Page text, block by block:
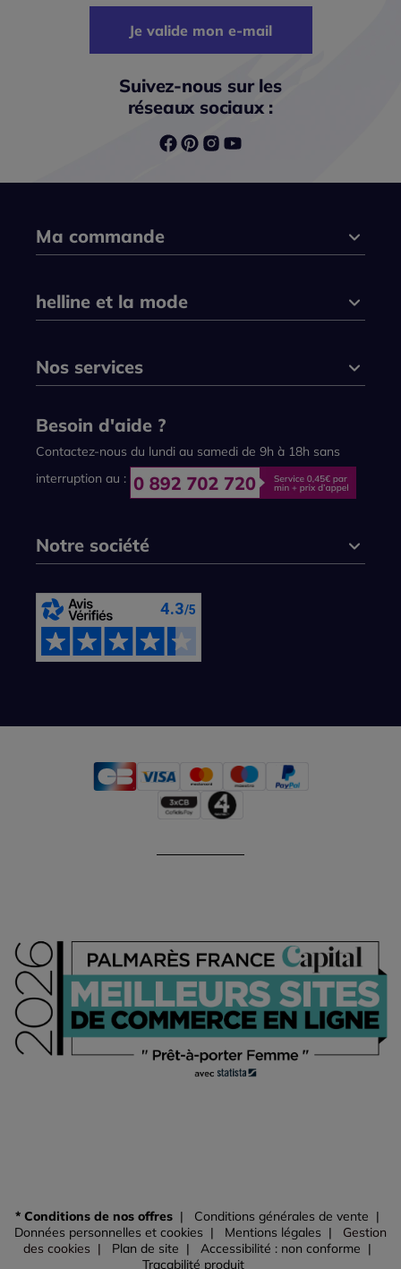
Je valide mon e-mail
Suivez-nous sur les
réseaux sociaux :
Ma commande
helline et la mode
Nos services
Besoin d'aide ?
Contactez-nous du lundi au samedi de 9h à 18h sans
interruption au :
Notre société
* Conditions de nos offres
Conditions générales de vente
Données personnelles et cookies
Mentions légales
Gestion
des cookies
Plan de site
Accessibilité : non conforme
Traçabilité produit